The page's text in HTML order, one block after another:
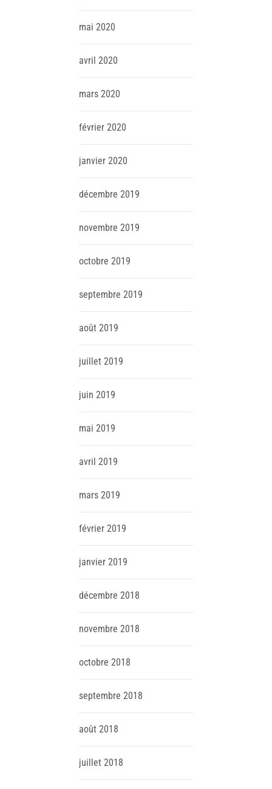
mai 2020
avril 2020
mars 2020
février 2020
janvier 2020
décembre 2019
novembre 2019
octobre 2019
septembre 2019
août 2019
juillet 2019
juin 2019
mai 2019
avril 2019
mars 2019
février 2019
janvier 2019
décembre 2018
novembre 2018
octobre 2018
septembre 2018
août 2018
juillet 2018